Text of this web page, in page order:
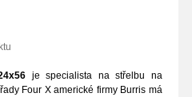
je specialista na střelbu na
Four X americké firmy Burris má